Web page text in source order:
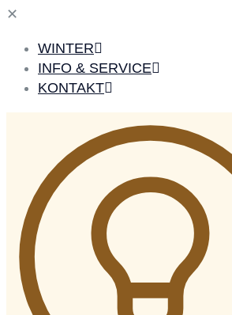
✕
WINTER
INFO & SERVICE
KONTAKT